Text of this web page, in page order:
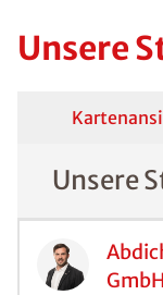
Unsere
Unsere
GmbH